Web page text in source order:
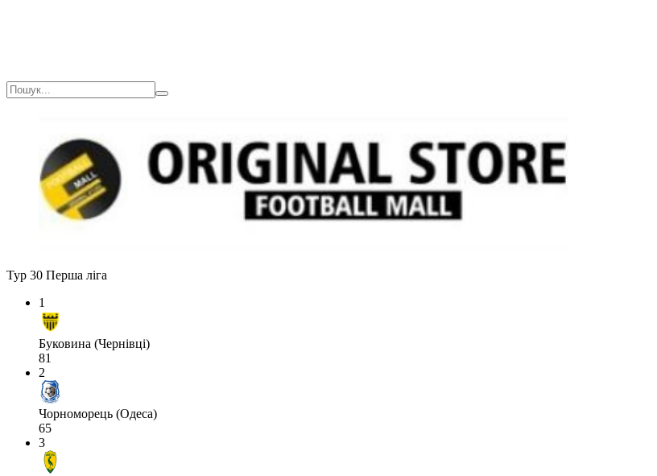
Тур 30 Перша ліга
1
Буковина (Чернівці)
81
2
Чорноморець (Одеса)
65
3